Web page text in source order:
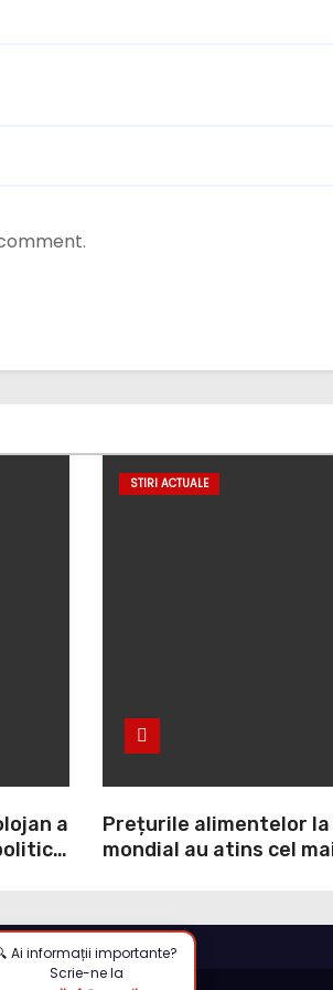
a
STIRI ACTUALE
Prețurile alimentelor la
mondial au atins cel
mai mult (+5,8%), pe
secetei, dar și al
războiul din Ucraina va
Ai informații importante?
Scrie-ne la